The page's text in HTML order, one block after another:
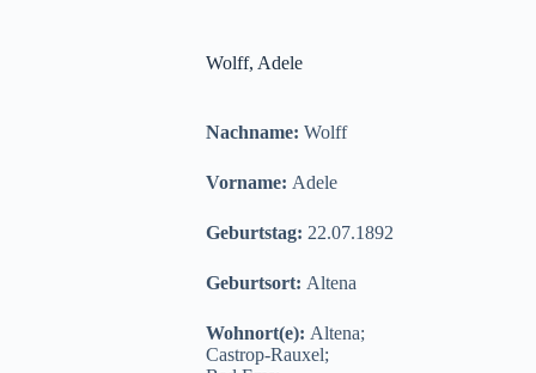
Wolff, Adele
Nachname: Wolff
Vorname: Adele
Geburtstag: 22.07.1892
Geburtsort: Altena
Wohnort(e): Altena;
Castrop-Rauxel;